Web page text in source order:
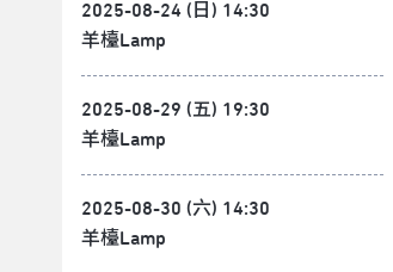
2025-08-24 (日) 14:30
羊檯Lamp
2025-08-29 (五) 19:30
羊檯Lamp
2025-08-30 (六) 14:30
羊檯Lamp